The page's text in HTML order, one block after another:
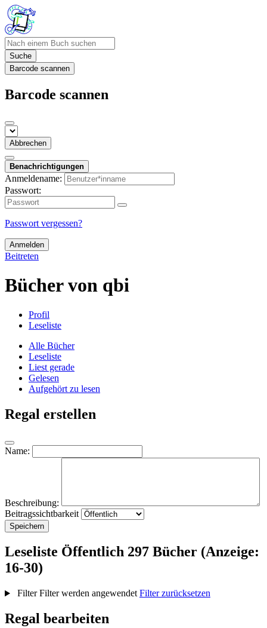
Suche
Barcode scannen
Barcode scannen
Abbrechen
Benachrichtigungen
Anmeldename:
Passwort:
Passwort vergessen?
Anmelden
Beitreten
Bücher von qbi
Profil
Leseliste
Alle Bücher
Leseliste
Liest gerade
Gelesen
Aufgehört zu lesen
Regal erstellen
Name:
Beschreibung:
Beitragssichtbarkeit
Speichern
Leseliste Öffentlich 297 Bücher (Anzeige:
16-30)
FilterFilter werden angewendet Filter zurücksetzen
Regal bearbeiten